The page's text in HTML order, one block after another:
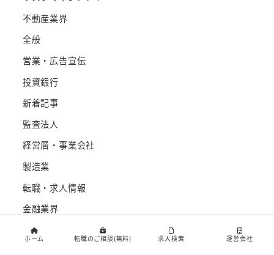
不動産業界
全般
営業・広告宣伝
投資銀行
新着記事
監査法人
経営層・事業会社
製造業
転職・求人情報
金融業界
キャリア相談開催中！
ホーム 転職のご相談(無料) 求人検索 運営会社